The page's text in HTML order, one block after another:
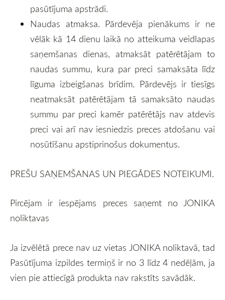
pasūtījuma apstrādi.
Naudas atmaksa. Pārdevēja pienākums ir ne
vēlāk kā 14 dienu laikā no atteikuma veidlapas
saņemšanas dienas, atmaksāt patērētājam to
naudas summu, kura par preci samaksāta līdz
līguma izbeigšanas brīdim. Pārdevējs ir tiesīgs
neatmaksāt patērētājam tā samaksāto naudas
summu par preci kamēr patērētājs nav atdevis
preci vai arī nav iesniedzis preces atdošanu vai
nosūtīšanu apstiprinošus dokumentus.
PREŠU SAŅEMŠANAS UN PIEGĀDES NOTEIKUMI.
Pircējam ir iespējams preces saņemt no JONIKA
noliktavas
Ja izvēlētā prece nav uz vietas JONIKA noliktavā, tad
Pasūtījuma izpildes termiņš ir no 3 līdz 4 nedēļām, ja
vien pie attiecīgā produkta nav rakstīts savādāk.